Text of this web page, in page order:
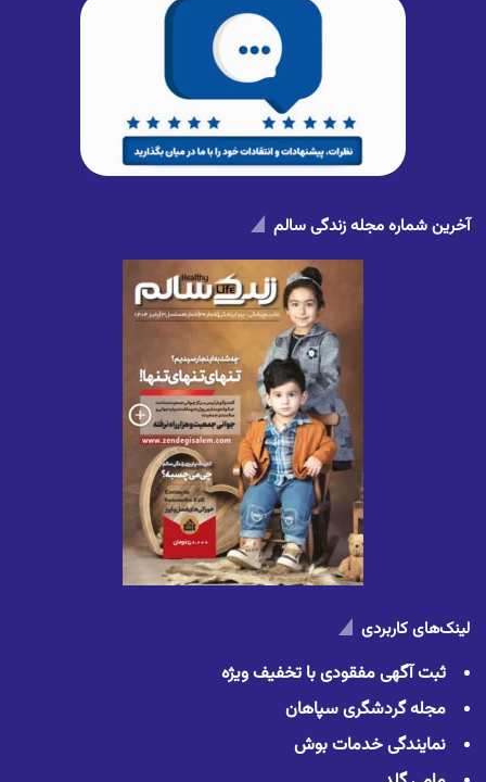
آخرین شماره مجله زندگی سالم
لینک‌های کاربردی
ثبت آگهی مفقودی با تخفیف ویژه
مجله گردشگری سپاهان
نمایندگی خدمات بوش